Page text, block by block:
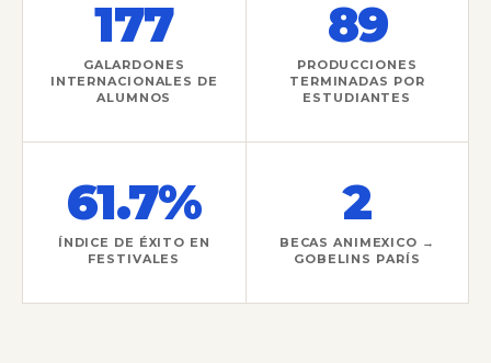
177
GALARDONES
INTERNACIONALES DE
ALUMNOS
89
PRODUCCIONES
TERMINADAS POR
ESTUDIANTES
61.7%
ÍNDICE DE ÉXITO EN
FESTIVALES
2
BECAS ANIMEXICO →
GOBELINS PARÍS